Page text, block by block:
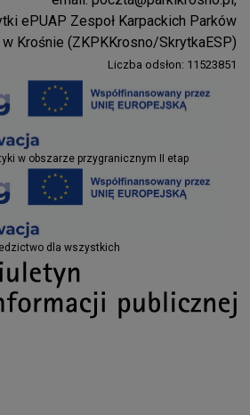
w obszarze przygranicznym II etap
dla wszystkich
ePUAP Zespoł Karpackich Parków
Krośnie (ZKPKKrosno/SkrytkaESP)
Liczba odsłon: 11523851